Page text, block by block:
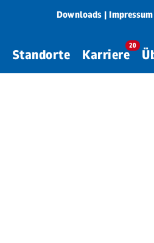
Downloads Impressum
Standorte Karriere
20